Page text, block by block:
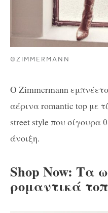
©ZIMMERMANN
O Zimmermann
αέρινα romantic top με
street style που σίγουρα
άνοιξη.
Shop Now: Τα
ρομαντικά